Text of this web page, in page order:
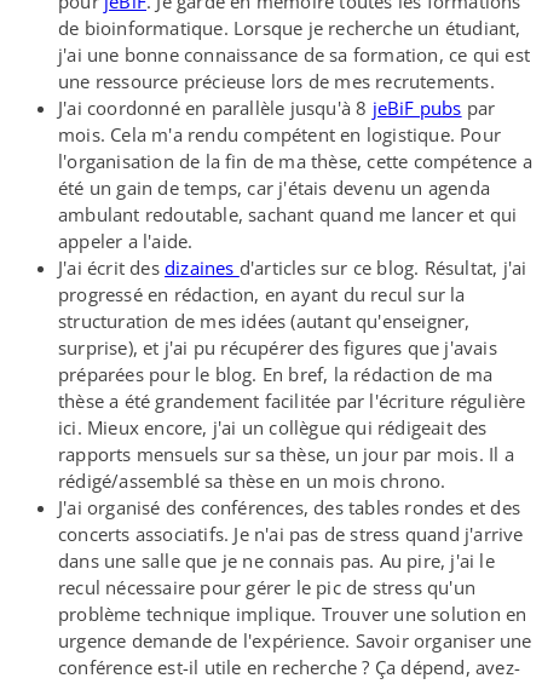
de bioinformatique. Lorsque je recherche un étudiant,
j'ai une bonne connaissance de sa formation, ce qui est
une ressource précieuse lors de mes recrutements.
J'ai coordonné en parallèle jusqu'à 8 jeBiF pubs par
mois. Cela m'a rendu compétent en logistique. Pour
l'organisation de la fin de ma thèse, cette compétence a
été un gain de temps, car j'étais devenu un agenda
ambulant redoutable, sachant quand me lancer et qui
appeler a l'aide.
J'ai écrit des dizaines d'articles sur ce blog. Résultat, j'ai
progressé en rédaction, en ayant du recul sur la
structuration de mes idées (autant qu'enseigner,
surprise), et j'ai pu récupérer des figures que j'avais
préparées pour le blog. En bref, la rédaction de ma
thèse a été grandement facilitée par l'écriture régulière
ici. Mieux encore, j'ai un collègue qui rédigeait des
rapports mensuels sur sa thèse, un jour par mois. Il a
rédigé/​assemblé sa thèse en un mois chrono.
J'ai organisé des conférences, des tables rondes et des
concerts associatifs. Je n'ai pas de stress quand j'arrive
dans une salle que je ne connais pas. Au pire, j'ai le
recul nécessaire pour gérer le pic de stress qu'un
problème technique implique. Trouver une solution en
urgence demande de l'expérience. Savoir organiser une
conférence est-​il utile en recherche ? Ça dépend, avez-​